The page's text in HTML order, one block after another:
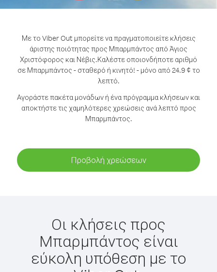
Με το Viber Out μπορείτε να πραγματοποιείτε κλήσεις
άριστης ποιότητας προς Μπαρμπάντος από Άγιος
Χριστόφορος και Νέβις.Καλέστε οποιονδήποτε αριθμό
σε Μπαρμπάντος - σταθερό ή κινητό! - μόνο από 24.9 ¢ το
λεπτό.
Αγοράστε πακέτα μονάδων ή ένα πρόγραμμα κλήσεων και
αποκτήστε τις χαμηλότερες χρεώσεις ανά λεπτό προς
Μπαρμπάντος.
Προβολή χρεώσεων
Οι κλήσεις προς
Μπαρμπάντος είναι
εύκολη υπόθεση με το